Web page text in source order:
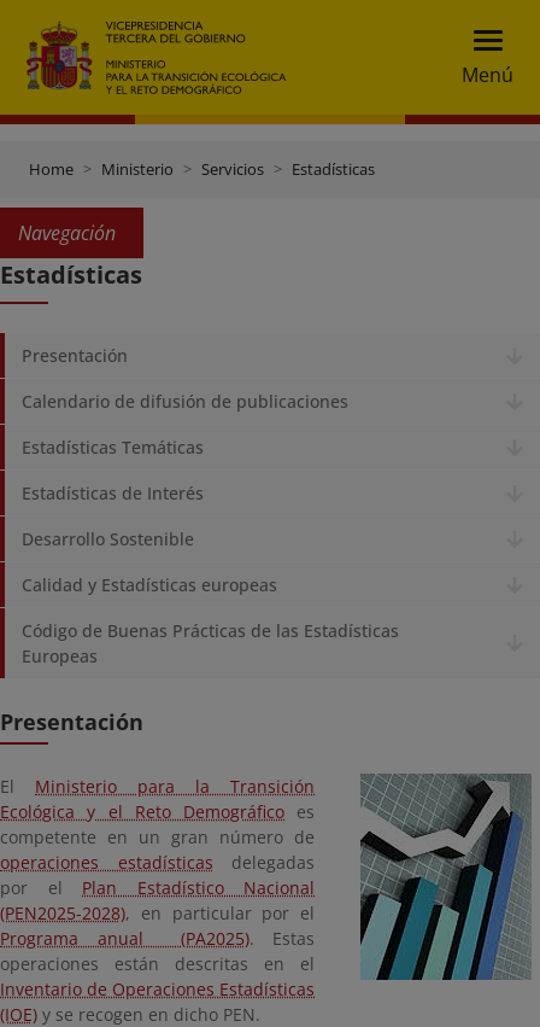
Menú
Home Ministerio Servicios Estadísticas
Navegación
Estadísticas
Presentación
Calendario de difusión de publicaciones
Estadísticas Temáticas
Estadísticas de Interés
Desarrollo Sostenible
Calidad y Estadísticas europeas
Código de Buenas Prácticas de las Estadísticas
Europeas
Presentación
El Ministerio para la Transición
Ecológica y el Reto Demográfico es
competente en un gran número de
operaciones estadísticas delegadas
por el Plan Estadístico Nacional
(PEN2025-2028), en particular por el
Programa anual (PA2025). Estas
operaciones están descritas en el
Inventario de Operaciones Estadísticas
(IOE) y se recogen en dicho PEN.